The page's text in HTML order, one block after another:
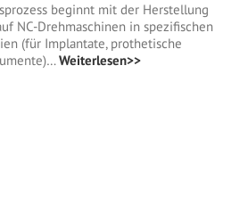
beginnt mit der Herstellung
NC-Drehmaschinen in spezifischen
(für Implantate, prothetische
Weiterlesen>>